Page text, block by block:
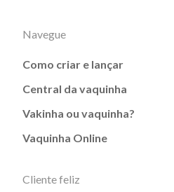
Navegue
Como criar e lançar
Central da vaquinha
Vakinha ou vaquinha?
Vaquinha Online
Cliente feliz